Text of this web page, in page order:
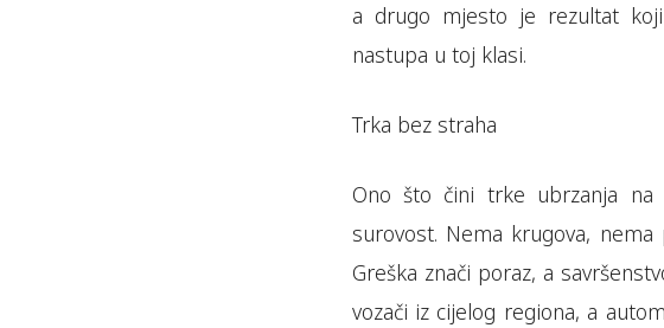
a drugo mjesto je rezultat
nastupa u toj klasi.
Trka bez straha
Ono što čini trke ubrzanja na
surovost. Nema krugova,
Greška znači poraz, a
vozači iz cijelog regiona, a